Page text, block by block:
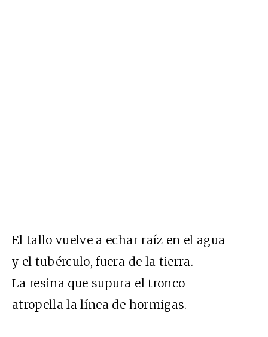
El tallo vuelve a echar raíz en el agua
y el tubérculo, fuera de la tierra.
La resina que supura el tronco
atropella la línea de hormigas.